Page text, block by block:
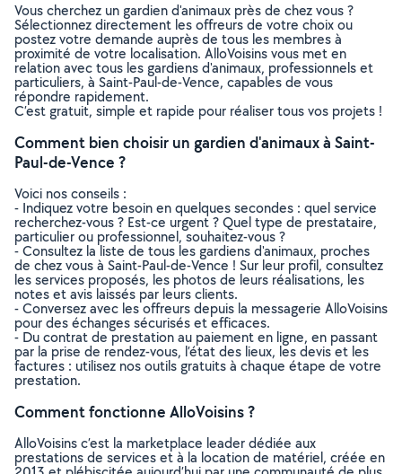
Vous cherchez un gardien d'animaux près de chez vous ?
Sélectionnez directement les offreurs de votre choix ou
postez votre demande auprès de tous les membres à
proximité de votre localisation. AlloVoisins vous met en
relation avec tous les gardiens d'animaux, professionnels et
particuliers, à Saint-Paul-de-Vence, capables de vous
répondre rapidement.
C’est gratuit, simple et rapide pour réaliser tous vos projets !
Comment bien choisir un gardien d'animaux à Saint-
Paul-de-Vence ?
Voici nos conseils :
- Indiquez votre besoin en quelques secondes : quel service
recherchez-vous ? Est-ce urgent ? Quel type de prestataire,
particulier ou professionnel, souhaitez-vous ?
- Consultez la liste de tous les gardiens d'animaux, proches
de chez vous à Saint-Paul-de-Vence ! Sur leur profil, consultez
les services proposés, les photos de leurs réalisations, les
notes et avis laissés par leurs clients.
- Conversez avec les offreurs depuis la messagerie AlloVoisins
pour des échanges sécurisés et efficaces.
- Du contrat de prestation au paiement en ligne, en passant
par la prise de rendez-vous, l’état des lieux, les devis et les
factures : utilisez nos outils gratuits à chaque étape de votre
prestation.
Comment fonctionne AlloVoisins ?
AlloVoisins c’est la marketplace leader dédiée aux
prestations de services et à la location de matériel, créée en